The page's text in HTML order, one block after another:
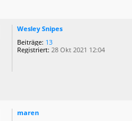
Wesley Snipes
Beiträge: 13
Registriert: 28 Okt 2021 12:04
maren